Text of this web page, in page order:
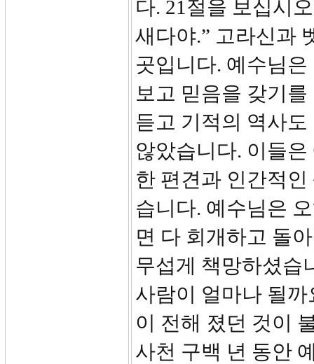
다. 21절을 보십시
새다야.” 고라신과
곳입니다. 예수님
보고 믿음을 갖기
듣고 기적의 역사
않았습니다. 이들
한 편견과 인간적
습니다. 예수님은
면 다 회개하고 돌
무섭게 책망하셨습
사람이 얼마나 될
이 전해 졌던 것이
사천 구백 년 동안